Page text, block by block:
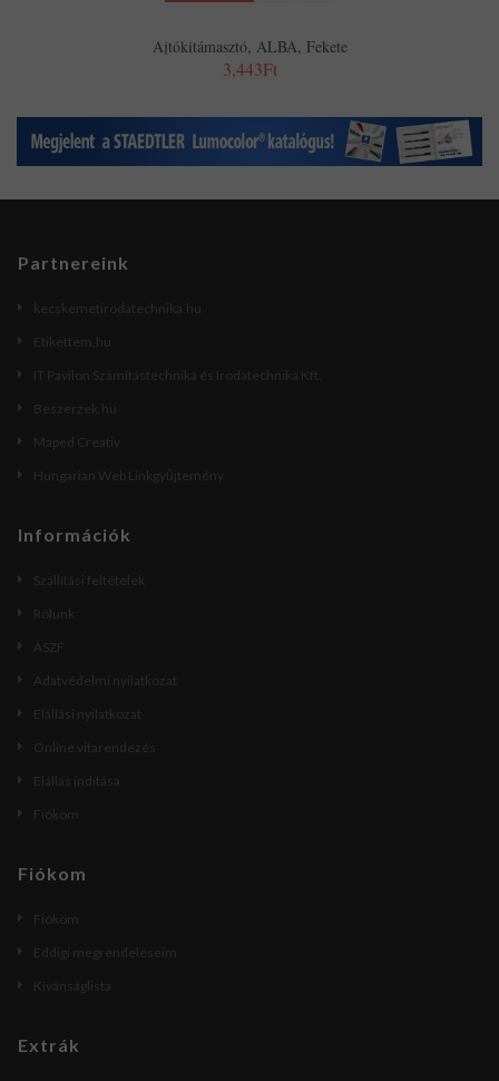
Ajtókitámasztó, ALBA, Fekete
3,443Ft
Partnereink
kecskemetirodatechnika.hu
Etikettem.hu
IT Pavilon Számítástechnika és Irodatechnika Kft.
Beszerzek.hu
Maped Creativ
Hungarian Web Linkgyűjtemény
Információk
Szállítási feltételek
Rólunk
ÁSZF
Adatvédelmi nyilatkozat
Elállási nyilatkozat
Online vitarendezés
Elállás indítása
Fiókom
Fiókom
Fiókom
Eddigi megrendeléseim
Kívánságlista
Extrák